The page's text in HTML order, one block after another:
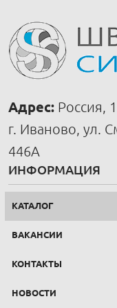
Адрес: Россия,
г. Иваново, ул.
446А
ИНФОРМАЦИЯ
КАТАЛОГ
ВАКАНСИИ
КОНТАКТЫ
НОВОСТИ